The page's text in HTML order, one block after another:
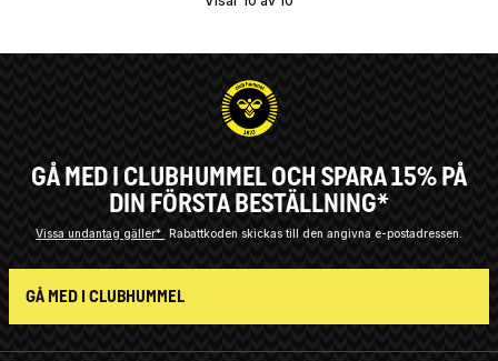
GÅ MED I CLUBHUMMEL OCH SPARA 15% PÅ
DIN FÖRSTA BESTÄLLNING*
Vissa undantag gäller* Rabattkoden skickas till den angivna e-postadressen.
GÅ MED I CLUBHUMMEL